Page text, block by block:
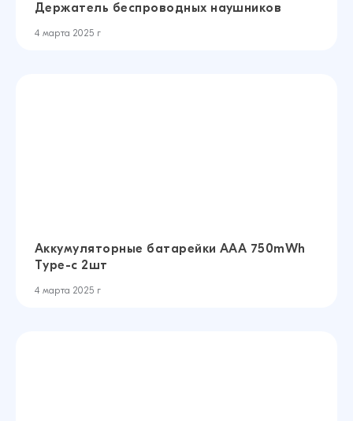
Держатель беспроводных наушников
4 марта 2025 г
Аккумуляторные батарейки AAA 750mWh
Type-c 2шт
4 марта 2025 г